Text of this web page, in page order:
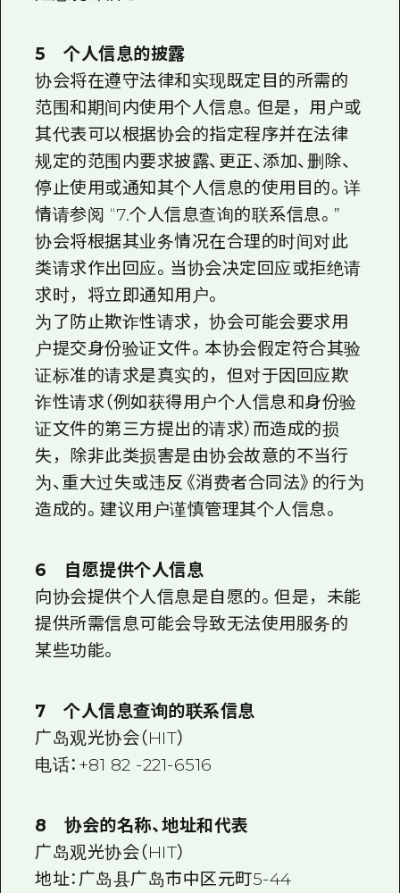
5 个人信息的披露
协会将在遵守法律和实现既定目的所需的
范围和期间内使用个人信息。但是，用户或
其代表可以根据协会的指定程序并在法律
规定的范围内要求披露、更正、添加、删除、
停止使用或通知其个人信息的使用目的。详
情请参阅 “7.个人信息查询的联系信息。”
协会将根据其业务情况在合理的时间对此
类请求作出回应。当协会决定回应或拒绝请
求时，将立即通知用户。
为了防止欺诈性请求，协会可能会要求用
户提交身份验证文件。本协会假定符合其验
证标准的请求是真实的，但对于因回应欺
诈性请求（例如获得用户个人信息和身份验
证文件的第三方提出的请求）而造成的损
失，除非此类损害是由协会故意的不当行
为、重大过失或违反《消费者合同法》的行为
造成的。建议用户谨慎管理其个人信息。
6 自愿提供个人信息
向协会提供个人信息是自愿的。但是，未能
提供所需信息可能会导致无法使用服务的
某些功能。
7 个人信息查询的联系信息
广岛观光协会（HIT）
电话：+81 82 -221-6516
8 协会的名称、地址和代表
广岛观光协会（HIT）
地址：广岛县广岛市中区元町5-44